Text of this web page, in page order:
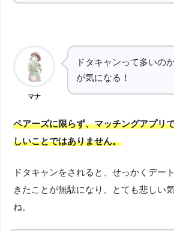
マナ
ドタキャンって多いの
が気になる！
ペアーズに限らず、マッチングアプリ
しいことではありません。
ドタキャンをされると、せっかくデー
きたことが無駄になり、とても悲しい
ね。